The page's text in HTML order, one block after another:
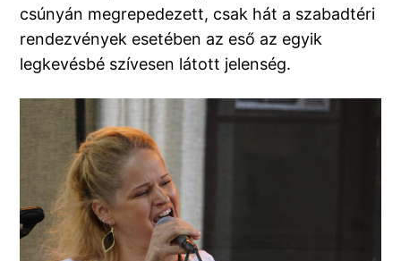
csúnyán megrepedezett, csak hát a szabadtéri
rendezvények esetében az eső az egyik
legkevésbé szívesen látott jelenség.